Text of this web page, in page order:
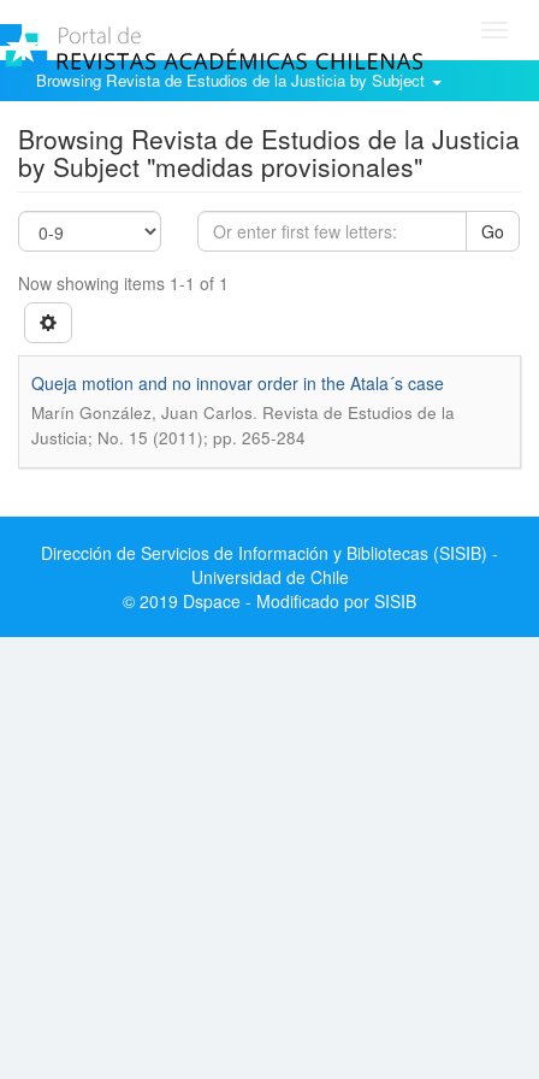
Browsing Revista de Estudios de la Justicia by Subject
Browsing Revista de Estudios de la Justicia
by Subject "medidas provisionales"
Go
Now showing items 1-1 of 1
Queja motion and no innovar order in the Atala´s case
Marín González, Juan Carlos. Revista de Estudios de la
Justicia; No. 15 (2011); pp. 265-284
Dirección de Servicios de Información y Bibliotecas (SISIB) -
Universidad de Chile
© 2019 Dspace - Modificado por SISIB